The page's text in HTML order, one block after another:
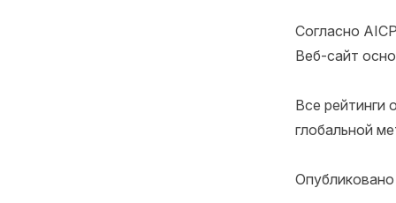
Согласно
Веб-сайт
Все рейтинги
глобальной